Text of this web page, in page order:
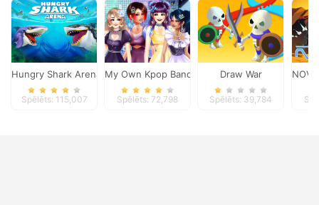
Hungry Shark Arena
Spēlēts: 115,007
My Own Kpop Band
Spēlēts: 72,798
Draw War
Spēlēts: 39,784